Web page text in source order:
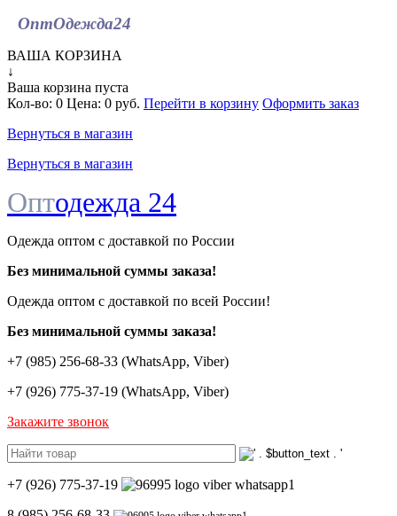
ОптОдежда24
ВАША КОРЗИНА
↓
Ваша корзина пуста
Кол-во: 0 Цена: 0 руб. Перейти в корзину Оформить заказ
Вернуться в магазин
Вернуться в магазин
Оптодежда 24
Одежда оптом с доставкой по России
Без минимальной суммы заказа!
Одежда оптом c доставкой по всей России!
Без минимальной суммы заказа!
+7 (985) 256-68-33 (WhatsApp, Viber)
+7 (926) 775-37-19 (WhatsApp, Viber)
Закажите звонок
+7 (926) 775-37-19